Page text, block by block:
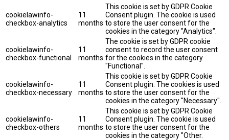
cookielawinfo-
checkbox-analytics
11
months
This cookie is set by GDPR Cookie
Consent plugin. The cookie is used
to store the user consent for the
cookies in the category "Analytics".
cookielawinfo-
checkbox-functional
11
months
The cookie is set by GDPR cookie
consent to record the user consent
for the cookies in the category
"Functional".
cookielawinfo-
checkbox-necessary
11
months
This cookie is set by GDPR Cookie
Consent plugin. The cookies is used
to store the user consent for the
cookies in the category "Necessary".
cookielawinfo-
checkbox-others
11
months
This cookie is set by GDPR Cookie
Consent plugin. The cookie is used
to store the user consent for the
cookies in the category "Other.